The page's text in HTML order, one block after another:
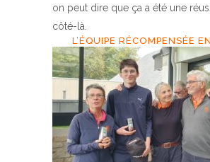
on peut dire que ça a été une
côté-là.
L’ÉQUIPE RÉCOMPENSÉE